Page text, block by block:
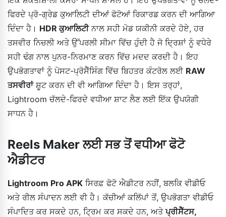
ਫਿਰਦੇ ਪ੍ਰੋ-ਗ੍ਰੇਡ ਕੁਆਲਿਟੀ ਦੀਆਂ ਫੋਟੋਆਂ ਰਿਕਾਰਡ ਕਰਨ ਦੀ ਆਗਿਆ
ਦਿੰਦਾ ਹੈ। HDR ਕੁਆਲਿਟੀਨਾਲ ਸਹੀ ਮੋਡ ਯਕੀਨੀ ਕਰਦੇ ਹੋਏ, ਹਰ
ਤਸਵੀਰ ਨਿਚਲੀ ਅਤੇ ਉੱਪਰਲੀ ਸੀਮਾ ਵਿੱਚ ਹੁੰਦੀ ਹੈ ਜੋ ਦ੍ਰਿਸ਼ਾਂ ਨੂੰ ਵਧੇਰੇ
ਸਹੀ ਢੰਗ ਨਾਲ ਪੁਨਰ-ਨਿਰਮਾਣ ਕਰਨ ਵਿੱਚ ਮਦਦ ਕਰਦੀ ਹੈ। ਇਹ
ਉਪਭੋਗਤਾਵਾਂ ਨੂੰ ਪੋਸਟ-ਪ੍ਰੋਸੈੱਸਿੰਗ ਵਿੱਚ ਬਿਹਤਰ ਕੰਟਰੋਲ ਲਈ RAW
ਤਸਵੀਰਾਂਸ਼ੂਟ ਕਰਨ ਦੀ ਵੀ ਆਗਿਆ ਦਿੰਦਾ ਹੈ। ਇਸ ਤਰ੍ਹਾਂ,
Lightroom ਚੱਲਦੇ-ਫਿਰਦੇ ਵਧੀਆ ਸ਼ਾਟ ਲੈਣ ਲਈ ਇੱਕ ਉਪਯੋਗੀ
ਸਾਧਨ ਹੈ।
Reels Maker ਲਈ ਸਭ ਤੋਂ ਵਧੀਆ ਫੋਟੋ
ਐਡੀਟਰ
Lightroom Pro APK ਸਿਰਫ਼ ਫੋਟੋ ਐਡੀਟਰ ਨਹੀਂ, ਬਲਕਿ ਵੀਡੀਓ
ਅਤੇ ਰੀਲ ਸੰਪਾਦਨ ਲਈ ਵੀ ਹੈ। ਕੱਚੀਆਂ ਕਲਿੱਪਾਂ ਤੋਂ, ਉਪਭੋਗਤਾ ਵੀਡੀਓ
ਸੰਪਾਦਿਤ ਕਰ ਸਕਦੇ ਹਨ, ਟ੍ਰਿਮ ਕਰ ਸਕਦੇ ਹਨ, ਅਤੇਪ੍ਰੀਸੈੱਟਸ,